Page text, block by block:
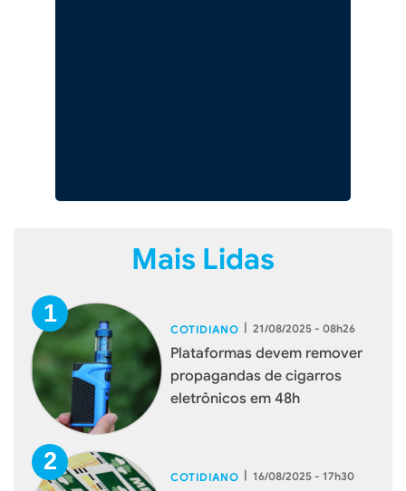
Mais Lidas
COTIDIANO | 21/08/2025 - 08h26
Plataformas devem remover
propagandas de cigarros
eletrônicos em 48h
COTIDIANO | 16/08/2025 - 17h30